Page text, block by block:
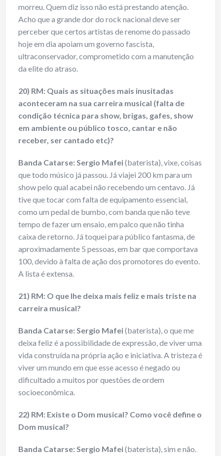
morreu. Quem diz isso não está prestando atenção.
Acho que a grande dor do rock nacional deve ser
perceber que certos artistas de renome do passado
hoje em dia apoiam um governo fascista,
ultraconservador, comprometido com a manutenção
da elite do atraso.
20) RM: Quais as situações mais inusitadas
aconteceram na sua carreira musical (falta de
condição técnica para show, brigas, gafes, show
em ambiente ou público tosco, cantar e não
receber, ser cantado etc)?
Banda Catarse: Sergio Mafei(baterista), vixe, coisas
que todo músico já passou. Já viajei 200 km para um
show pelo qual acabei não recebendo um centavo. Já
tive que tocar com falta de equipamento essencial,
como um pedal de bumbo, com banda que não teve
tempo de fazer um ensaio, em palco que não tinha
caixa de retorno. Já toquei para público fantasma, de
aproximadamente 5 pessoas, em bar que comportava
100, devido à falta de ação dos promotores do evento.
A lista é extensa.
21) RM: O que lhe deixa mais feliz e mais triste na
carreira musical?
Banda Catarse: Sergio Mafei(baterista), o que me
deixa feliz é a possibilidade de expressão, de viver uma
vida construída na própria ação e iniciativa. A tristeza é
viver um mundo em que esse acesso é negado ou
dificultado a muitos por questões de ordem
socioeconômica.
22) RM: Existe o Dom musical? Como você define o
Dom musical?
Banda Catarse: Sergio Mafei(baterista), sim e não.